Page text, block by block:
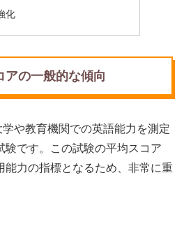
化
の一般的な傾向
や教育機関での英語能力を測定
験です。この試験の平均スコア
能力の指標となるため、非常に重